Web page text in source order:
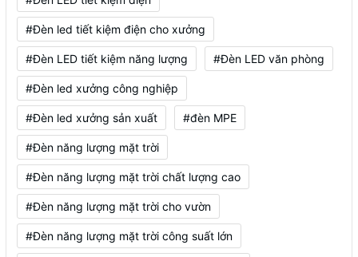
#Đèn led tiết kiệm điện cho xưởng
#Đèn LED tiết kiệm năng lượng #Đèn LED văn phòng
#Đèn led xưởng công nghiệp
#Đèn led xưởng sản xuất #đèn MPE
#Đèn năng lượng mặt trời
#Đèn năng lượng mặt trời chất lượng cao
#Đèn năng lượng mặt trời cho vườn
#Đèn năng lượng mặt trời công suất lớn